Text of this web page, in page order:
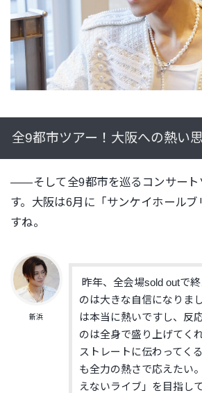
全9都市ツアー！大阪への熱い
――そして全9都市を巡るコンサート
す。大阪は6月に「サンケイホール
すね。
新浜
昨年、全会場sold outで
のは大きな自信になりま
は本当に熱いですし、反
のは全身で盛り上げてく
ストレートに伝わってく
も全力の熱さで応えたい
えないライブ」を目指し